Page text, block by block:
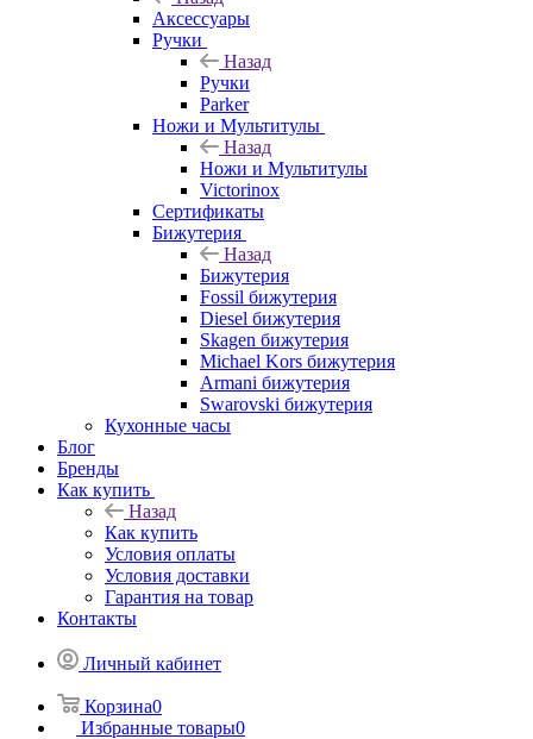
Аксессуары
Ручки
Назад
Ручки
Parker
Ножи и Мультитулы
Назад
Ножи и Мультитулы
Victorinox
Сертификаты
Бижутерия
Назад
Бижутерия
Fossil бижутерия
Diesel бижутерия
Skagen бижутерия
Michael Kors бижутерия
Armani бижутерия
Swarovski бижутерия
Кухонные часы
Блог
Бренды
Как купить
Назад
Как купить
Условия оплаты
Условия доставки
Гарантия на товар
Контакты
Личный кабинет
Корзина0
Избранные товары0